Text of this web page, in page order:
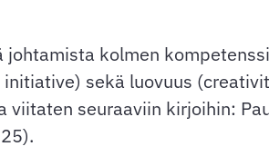
kolmen
sekä luovuus
seuraaviin kirjoihin: